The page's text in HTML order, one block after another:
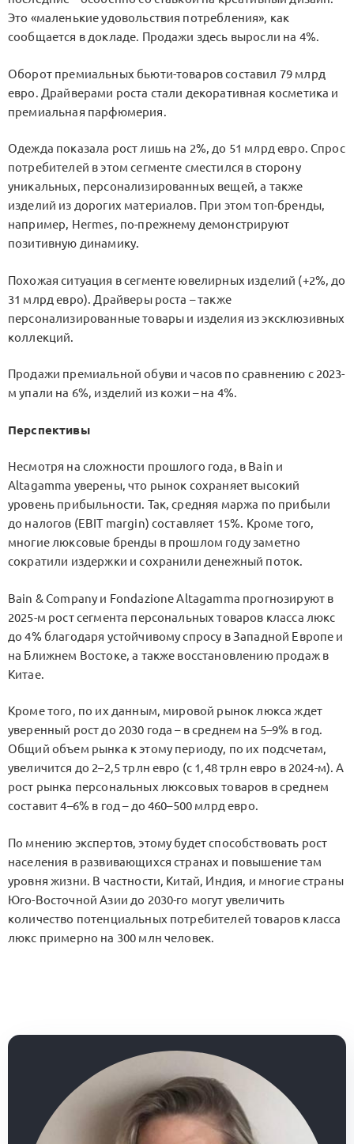
Это «маленькие удовольствия потребления», как
сообщается в докладе. Продажи здесь выросли на 4%.
Оборот премиальных бьюти-товаров составил 79 млрд
евро. Драйверами роста стали декоративная косметика и
премиальная парфюмерия.
Одежда показала рост лишь на 2%, до 51 млрд евро. Спрос
потребителей в этом сегменте сместился в сторону
уникальных, персонализированных вещей, а также
изделий из дорогих материалов. При этом топ-бренды,
например, Hermes, по-прежнему демонстрируют
позитивную динамику.
Похожая ситуация в сегменте ювелирных изделий (+2%, до
31 млрд евро). Драйверы роста – также
персонализированные товары и изделия из эксклюзивных
коллекций.
Продажи премиальной обуви и часов по сравнению с 2023-
м упали на 6%, изделий из кожи – на 4%.
Перспективы
Несмотря на сложности прошлого года, в Bain и
Altagamma уверены, что рынок сохраняет высокий
уровень прибыльности. Так, средняя маржа по прибыли
до налогов (EBIT margin) составляет 15%. Кроме того,
многие люксовые бренды в прошлом году заметно
сократили издержки и сохранили денежный поток.
Bain & Company и Fondazione Altagamma прогнозируют в
2025-м рост сегмента персональных товаров класса люкс
до 4% благодаря устойчивому спросу в Западной Европе и
на Ближнем Востоке, а также восстановлению продаж в
Китае.
Кроме того, по их данным, мировой рынок люкса ждет
уверенный рост до 2030 года – в среднем на 5–9% в год.
Общий объем рынка к этому периоду, по их подсчетам,
увеличится до 2–2,5 трлн евро (с 1,48 трлн евро в 2024-м). А
рост рынка персональных люксовых товаров в среднем
составит 4–6% в год – до 460–500 млрд евро.
По мнению экспертов, этому будет способствовать рост
населения в развивающихся странах и повышение там
уровня жизни. В частности, Китай, Индия, и многие страны
Юго-Восточной Азии до 2030-го могут увеличить
количество потенциальных потребителей товаров класса
люкс примерно на 300 млн человек.